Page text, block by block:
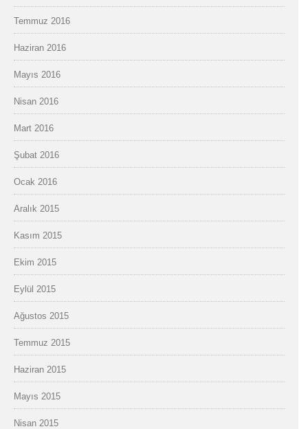
Temmuz 2016
Haziran 2016
Mayıs 2016
Nisan 2016
Mart 2016
Şubat 2016
Ocak 2016
Aralık 2015
Kasım 2015
Ekim 2015
Eylül 2015
Ağustos 2015
Temmuz 2015
Haziran 2015
Mayıs 2015
Nisan 2015